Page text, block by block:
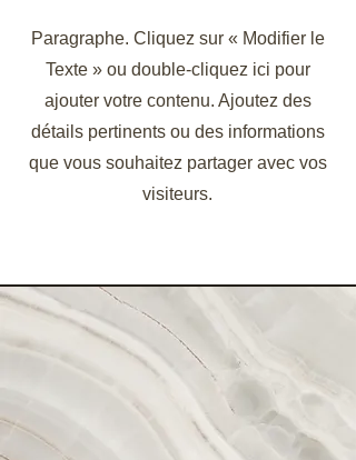
Paragraphe. Cliquez sur « Modifier le
Texte » ou double-cliquez ici pour
ajouter votre contenu. Ajoutez des
détails pertinents ou des informations
que vous souhaitez partager avec vos
visiteurs.